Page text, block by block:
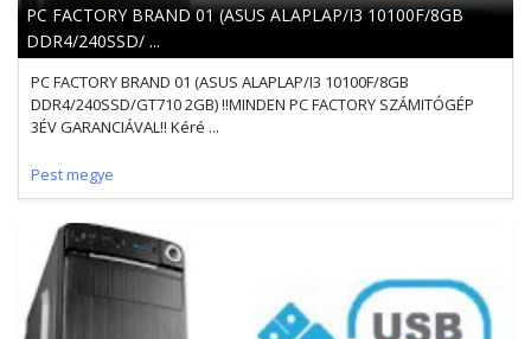
PC FACTORY BRAND 01 (ASUS ALAPLAP/I3 10100F/8GB
DDR4/240SSD/ ...
PC FACTORY BRAND 01 (ASUS ALAPLAP/I3 10100F/8GB
DDR4/240SSD/GT710 2GB) !!MINDEN PC FACTORY SZÁMITÓGÉP
3ÉV GARANCIÁVAL!! Kéré ...
Pest megye